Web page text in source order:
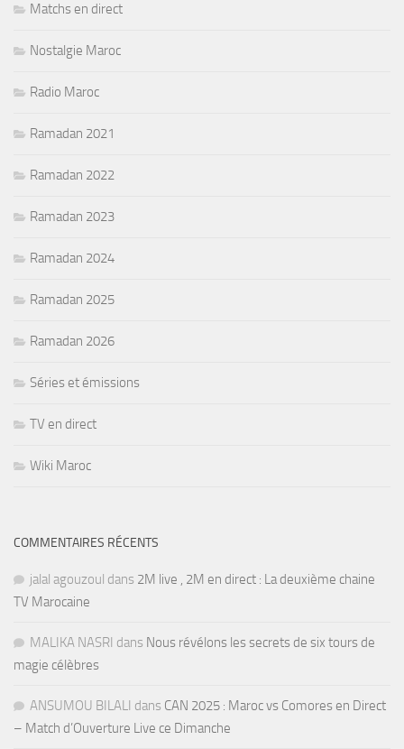
Matchs en direct
Nostalgie Maroc
Radio Maroc
Ramadan 2021
Ramadan 2022
Ramadan 2023
Ramadan 2024
Ramadan 2025
Ramadan 2026
Séries et émissions
TV en direct
Wiki Maroc
COMMENTAIRES RÉCENTS
jalal agouzoul dans 2M live , 2M en direct : La deuxième chaine
TV Marocaine
MALIKA NASRI dans Nous révélons les secrets de six tours de
magie célèbres
ANSUMOU BILALI dans CAN 2025 : Maroc vs Comores en Direct
– Match d’Ouverture Live ce Dimanche